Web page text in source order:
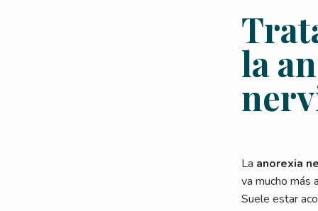
la
La anorexia
va mucho más
Suele estar